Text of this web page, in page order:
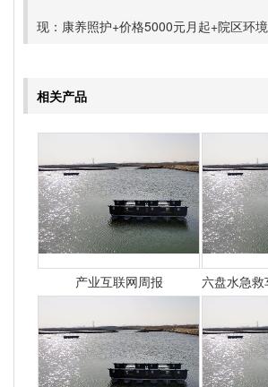
现：康养照护+价格5000元月起+院区环境
相关产品
产业互联网周报